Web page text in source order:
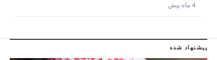
4 ماه پیش
پیشنهاد شده